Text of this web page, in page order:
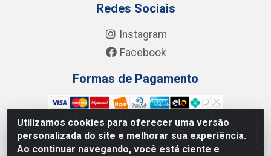
Utilizamos cookies para oferecer uma versão
personalizada do site e melhorar sua experiência.
Ao continuar navegando, você está ciente e
Redes Sociais
Instagram
Facebook
Formas de Pagamento
Junco Industria e Comercio Ltda - R. Lineu Anterino